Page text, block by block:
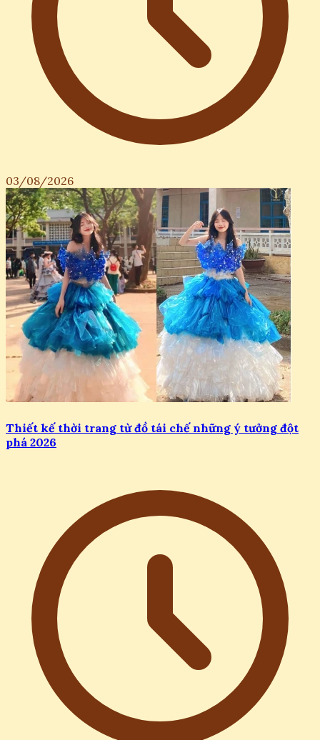
03/08/2026
Thiết kế thời trang từ đồ tái chế những ý tưởng đột
phá 2026